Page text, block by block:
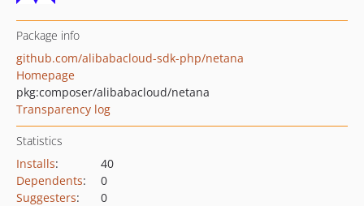
Package info
github.com/alibabacloud-sdk-php/netana
Homepage
pkg:composer/alibabacloud/netana
Transparency log
Statistics
Installs:
40
Dependents:
0
Suggesters:
0